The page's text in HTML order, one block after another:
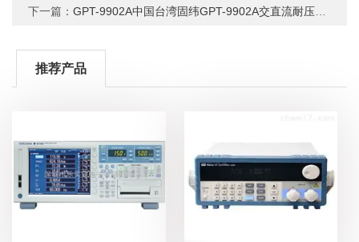
下一篇：GPT-9902A中国台湾固纬GPT-9902A交直流耐压测试
推荐产品